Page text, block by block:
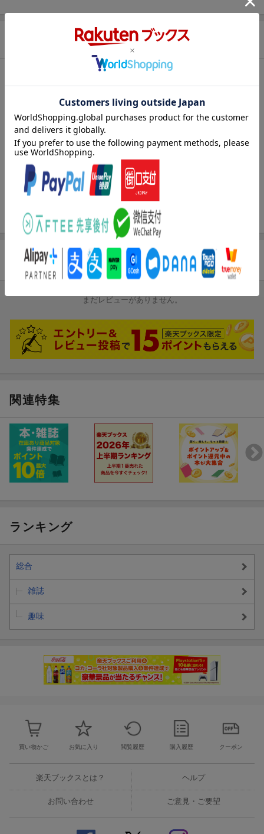
エントリー＆3,000円以上購入で無料データSIM（3GB/月プ
条件達成で楽天限定・宝塚歌劇 宙組貸切公演ペアチケット
が当たる
2026年06月19日
刊行形態 月刊
サイズ B5
楽天ブックス雑誌
コード
JAN 4912042070766
この雑誌の他の号を見る
商品レビュー
まだレビューがありません。
関連特集
ランキング
総合
雑誌
趣味
買い物かご お気に入り 閲覧履歴 購入履歴 クーポン
楽天ブックスとは？ ヘルプ
お問い合わせ ご意見・ご要望